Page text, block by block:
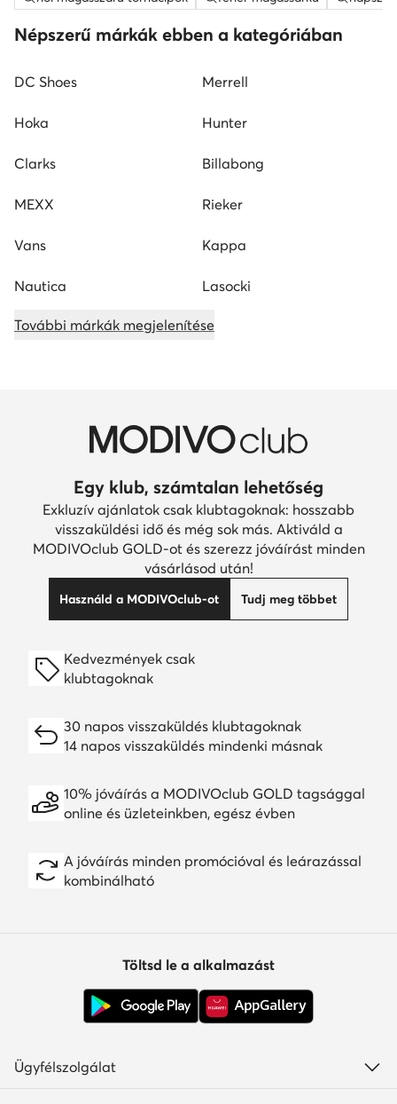
Népszerű márkák ebben a kategóriában
DC Shoes Merrell
Hoka Hunter
Clarks Billabong
MEXX Rieker
Vans Kappa
Nautica Lasocki
További márkák megjelenítése
Egy klub, számtalan lehetőség
Exkluzív ajánlatok csak klubtagoknak: hosszabb
visszaküldési idő és még sok más. Aktiváld a
MODIVOclub GOLD-ot és szerezz jóváírást minden
vásárlásod után!
Használd a MODIVOclub-ot Tudj meg többet
Kedvezmények csak
klubtagoknak
30 napos visszaküldés klubtagoknak
14 napos visszaküldés mindenki másnak
10% jóváírás a MODIVOclub GOLD tagsággal
online és üzleteinkben, egész évben
A jóváírás minden promócióval és leárazással
kombinálható
Töltsd le a alkalmazást
Ügyfélszolgálat